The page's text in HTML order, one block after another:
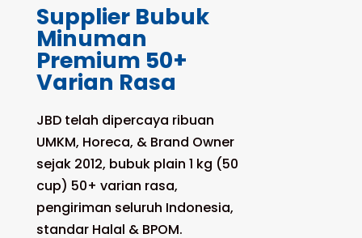
Supplier Bubuk
Minuman
Premium 50+
Varian Rasa
JBD telah dipercaya ribuan
UMKM, Horeca, & Brand Owner
sejak 2012, bubuk plain 1 kg (50
cup) 50+ varian rasa,
pengiriman seluruh Indonesia,
standar Halal & BPOM.